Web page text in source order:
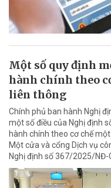
Một số quy định
hành chính theo
liên thông
Chính phủ ban hành Nghị
một số điều của Nghị định
hành chính theo cơ chế
Một cửa và cổng Dịch vụ
Nghị định số 367/2025/NĐ-